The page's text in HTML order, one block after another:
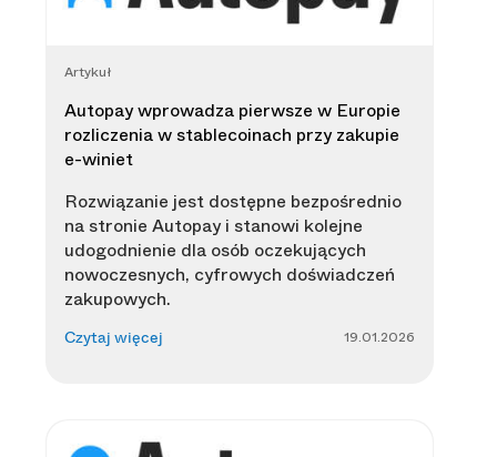
Artykuł
Autopay wprowadza pierwsze w Europie
rozliczenia w stablecoinach przy zakupie
e-winiet
Rozwiązanie jest dostępne bezpośrednio
na stronie Autopay i stanowi kolejne
udogodnienie dla osób oczekujących
nowoczesnych, cyfrowych doświadczeń
zakupowych.
Czytaj więcej 19.01.2026